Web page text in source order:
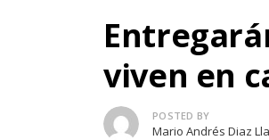
viven en
Author
POSTED BY
Mario Andrés Diaz